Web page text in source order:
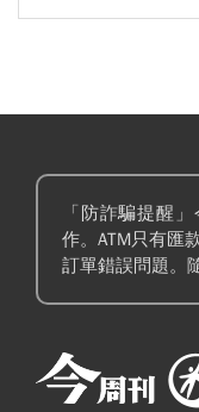
「防詐騙提醒
作。ATM只有匯
訂單錯誤問題。